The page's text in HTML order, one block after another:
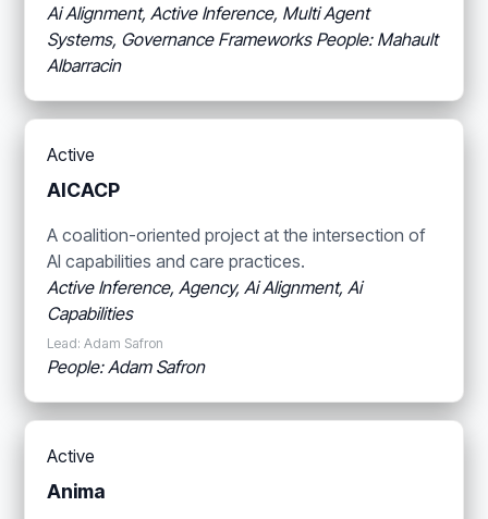
Ai Alignment, Active Inference, Multi Agent
Systems, Governance Frameworks People: Mahault
Albarracin
Active
AICACP
A coalition-oriented project at the intersection of
AI capabilities and care practices.
Active Inference, Agency, Ai Alignment, Ai
Capabilities
Lead: Adam Safron
People: Adam Safron
Active
Anima